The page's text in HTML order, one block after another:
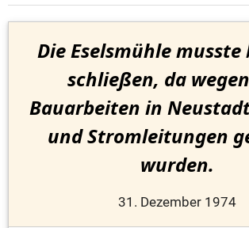
Die Eselsmühle musste
schließen, da
Bauarbeiten in
und Stromleitungen
wurden.
31. Dezember 1974